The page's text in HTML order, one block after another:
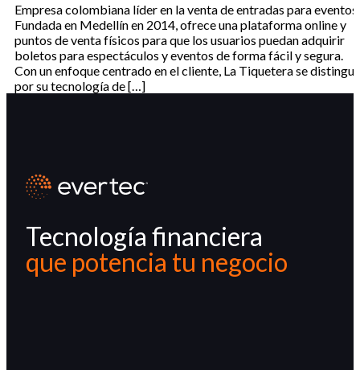
Empresa colombiana líder en la venta de entradas para eventos.
Fundada en Medellín en 2014, ofrece una plataforma online y
puntos de venta físicos para que los usuarios puedan adquirir
boletos para espectáculos y eventos de forma fácil y segura.
Con un enfoque centrado en el cliente, La Tiquetera se distingue
por su tecnología de […]
Tecnología financiera
que potencia tu negocio